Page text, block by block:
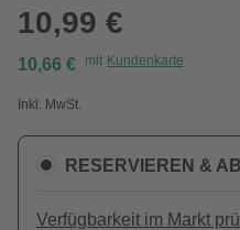
10,99 €
10,66 € mit Kundenkarte
Inkl. MwSt.
RESERVIEREN &
Verfügbarkeit im Markt